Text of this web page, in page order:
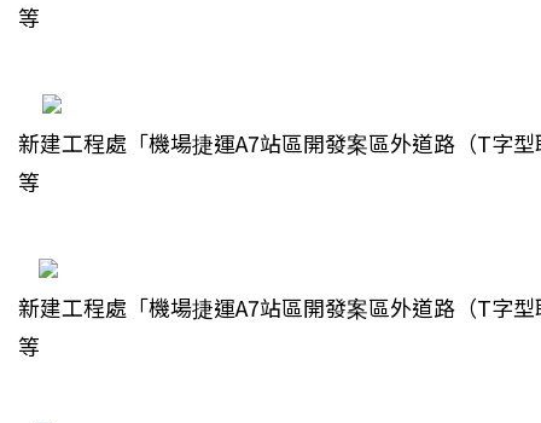
等
新建工程處「機場捷運A7站區開發案區外道路（T字
等
新建工程處「機場捷運A7站區開發案區外道路（T字
等